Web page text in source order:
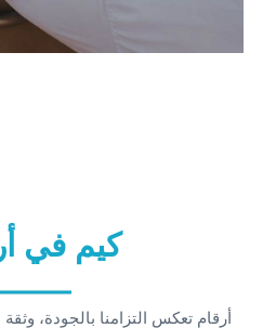
كيم في
أرقام تعكس التزامنا بالجودة،